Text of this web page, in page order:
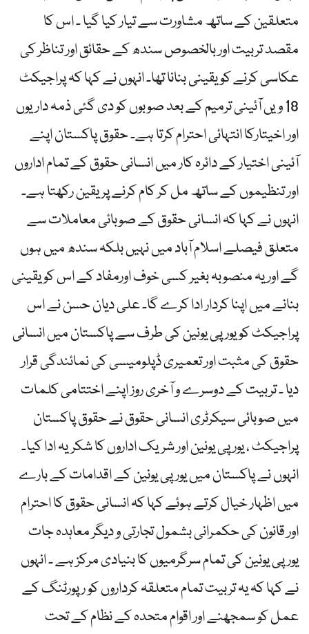
متعلقین کے ساتھ مشاورت سے تیار کیا گیا ۔ اس کا
مقصد تربیت اور بالخصوص سندھ کے حقائق اور تناظر کی
عکاسی کرنے کو یقینی بنانا تھا۔ انہوں نے کہا کہ پراجیکٹ
18 ویں آئینی ترمیم کے بعد صوبوں کو دی گئی ذمہ داریوں
اور اخیتارکا انتہائی احترام کرتا ہے۔ حقوق پاکستان اپنے
آئینی اختیار کے دائرہ کار میں انسانی حقوق کے تمام اداروں
اور تنظیموں کے ساتھ مل کر کام کرنے پر یقین رکھتا ہے۔
انہوں نے کہا کہ انسانی حقوق کے صوبائی معاملات سے
متعلق فیصلے اسلام آباد میں نہیں بلکہ سندھ میں ہوں
گے اور یہ منصوبہ بغیر کسی خوف اورمفاد کے اس کو یقینی
بنانے میں اپنا کردار ادا کرے گا۔ علی دیان حسن نے اس
پراجیکٹ کو یورپی یونین کی طرف سے پاکستان میں انسانی
حقوق کی مثبت اور تعمیری ڈپلومیسی کی نمائندگی قرار
دیا ۔ تربیت کے دوسرے و آخری روز اپنے اختتامی کلمات
میں صوبائی سیکرٹری انسانی حقوق نے حقوق پاکستان
پراجیکٹ ، یورپی یونین اور شریک اداروں کا شکریہ ادا کیا۔
انہوں نے پاکستان میں یورپی یونین کے اقدامات کے بارے
میں اظہار خیال کرتے ہوئے کہا کہ انسانی حقوق کا احترام
اور قانون کی حکمرانی بشمول تجارتی و دیگر معاہدہ جات
یورپی یونین کی تمام سرگرمیوں کا بنیادی مرکز ہے ۔ انہوں
نے کہا کہ یہ تربیت تمام متعلقہ کرداروں کو رپورٹنگ کے
عمل کو سمجھنے اور اقوام متحدہ کے نظام کے تحت